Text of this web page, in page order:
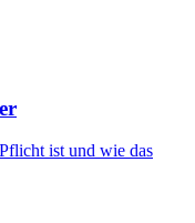
ist und wie das